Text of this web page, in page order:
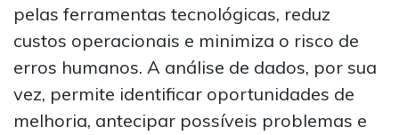
pelas ferramentas tecnológicas, reduz
custos operacionais e minimiza o risco de
erros humanos. A análise de dados, por sua
vez, permite identificar oportunidades de
melhoria, antecipar possíveis problemas e